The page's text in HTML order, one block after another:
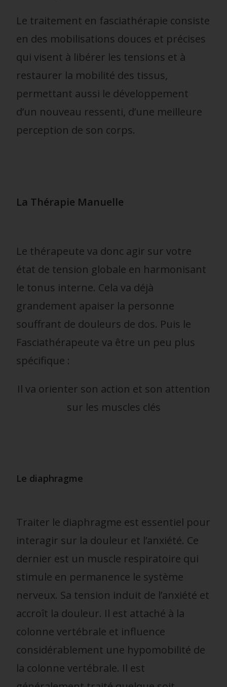
Le traitement en fasciathérapie consiste
en des mobilisations douces et précises
qui visent à libérer les tensions et à
restaurer la mobilité des tissus,
permettant aussi le développement
d’un nouveau ressenti, d’une meilleure
perception de son corps.
La Thérapie Manuelle
Le thérapeute va donc agir sur votre
état de tension globale en harmonisant
le tonus interne. Cela va déjà
grandement apaiser la personne
souffrant de douleurs de dos. Puis le
Fasciathérapeute va être un peu plus
spécifique :
Il va orienter son action et son attention
sur les muscles clés
Le diaphragme
Traiter le diaphragme est essentiel pour
interagir sur la douleur et l’anxiété. Ce
dernier est un muscle respiratoire qui
stimule en permanence le système
nerveux. Sa tension induit de l’anxiété et
accroît la douleur. Il est attaché à la
colonne vertébrale et influence
considérablement une hypomobilité de
la colonne vertébrale. Il est